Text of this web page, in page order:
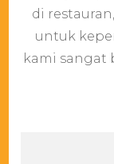
di
untuk
kami sangat